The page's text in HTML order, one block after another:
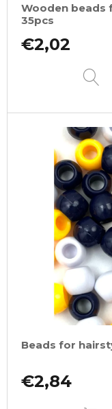
Wooden beads for braids
35pcs
€2,02
Beads for
€2,84